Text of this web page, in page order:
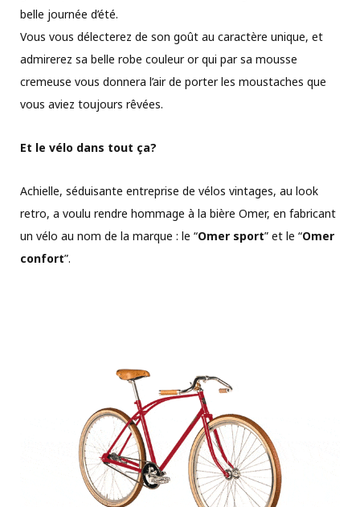
belle journée d’été.
Vous vous délecterez de son goût au caractère unique, et
admirerez sa belle robe couleur or qui par sa mousse
cremeuse vous donnera l’air de porter les moustaches que
vous aviez toujours rêvées.
Et le vélo dans tout ça?
Achielle, séduisante entreprise de vélos vintages, au look
retro, a voulu rendre hommage à la bière Omer, en fabricant
un vélo au nom de la marque : le “Omer sport” et le “Omer
confort”.